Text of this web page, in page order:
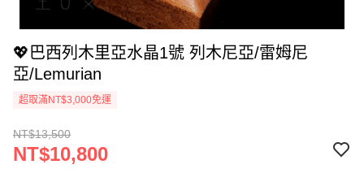
💖巴西列木里亞水晶1號 列木尼亞/雷姆尼
亞/Lemurian
超取滿NT$3,000免運
NT$13,500
NT$10,800